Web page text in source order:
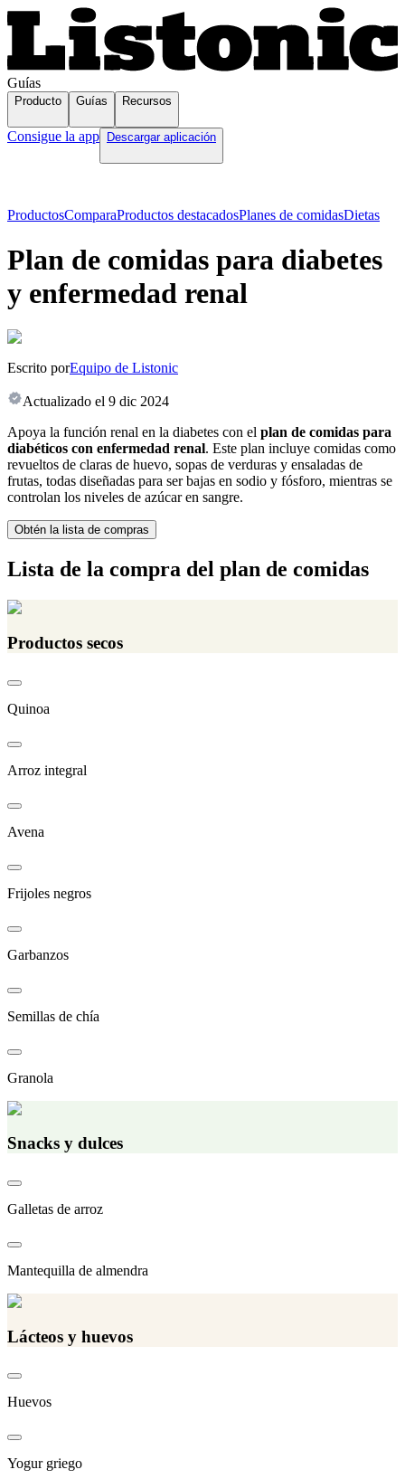
Guías
Producto Guías Recursos
Consigue la app Descargar aplicación
ProductosComparaProductos destacadosPlanes de comidasDietas
Plan de comidas para diabetes
y enfermedad renal
Escrito porEquipo de Listonic
Actualizado el 9 dic 2024
Apoya la función renal en la diabetes con el plan de comidas para
diabéticos con enfermedad renal. Este plan incluye comidas como
revueltos de claras de huevo, sopas de verduras y ensaladas de
frutas, todas diseñadas para ser bajas en sodio y fósforo, mientras se
controlan los niveles de azúcar en sangre.
Obtén la lista de compras
Lista de la compra del plan de comidas
Productos secos
Quinoa
Arroz integral
Avena
Frijoles negros
Garbanzos
Semillas de chía
Granola
Snacks y dulces
Galletas de arroz
Mantequilla de almendra
Lácteos y huevos
Huevos
Yogur griego